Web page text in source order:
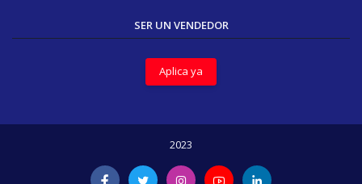
SER UN VENDEDOR
Aplica ya
2023